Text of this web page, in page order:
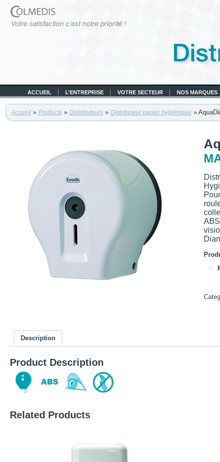
ACCUEIL L’ENTREPRISE VOTRE SECTEUR NOS MARQUES
Accueil » Products » Distributeurs » Distributeur papier hygiénique »
Description
Product Description
Related Products